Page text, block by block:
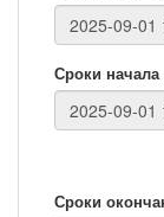
Сроки
Сроки